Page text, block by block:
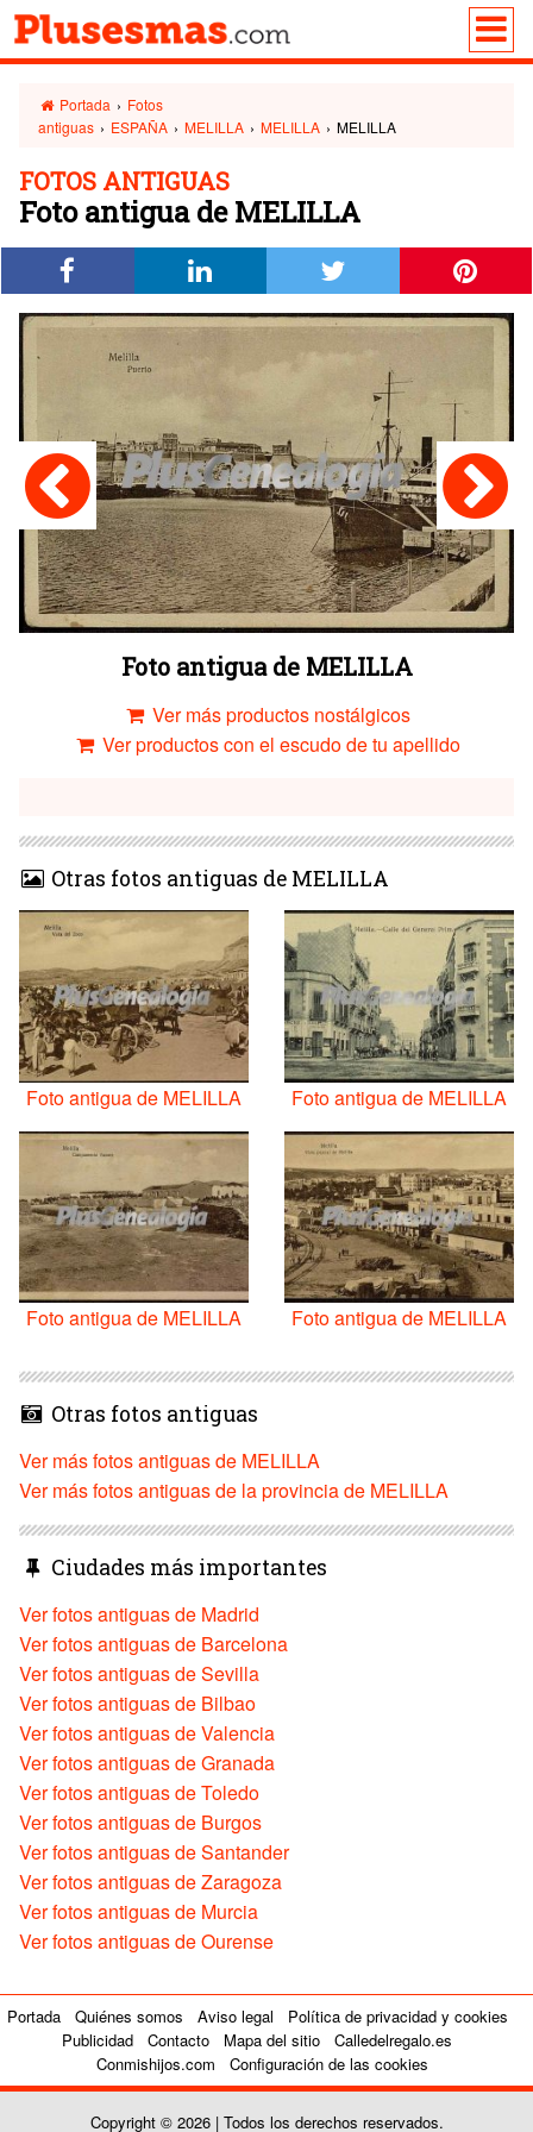
Portada › Fotos
antiguas › ESPAÑA › MELILLA › MELILLA › MELILLA
FOTOS ANTIGUAS
Foto antigua de MELILLA
Foto antigua de MELILLA
Ver más productos nostálgicos
Ver productos con el escudo de tu apellido
Otras fotos antiguas de MELILLA
Foto antigua de MELILLA Foto antigua de MELILLA
Foto antigua de MELILLA Foto antigua de MELILLA
Otras fotos antiguas
Ver más fotos antiguas de MELILLA
Ver más fotos antiguas de la provincia de MELILLA
Ciudades más importantes
Ver fotos antiguas de Madrid
Ver fotos antiguas de Barcelona
Ver fotos antiguas de Sevilla
Ver fotos antiguas de Bilbao
Ver fotos antiguas de Valencia
Ver fotos antiguas de Granada
Ver fotos antiguas de Toledo
Ver fotos antiguas de Burgos
Ver fotos antiguas de Santander
Ver fotos antiguas de Zaragoza
Ver fotos antiguas de Murcia
Ver fotos antiguas de Ourense
Portada Quiénes somos Aviso legal
Política de privacidad y cookies
Publicidad
Contacto Mapa del sitio
Calledelregalo.es
Conmishijos.com
Configuración de las cookies
Copyright © 2026 | Todos los derechos reservados.